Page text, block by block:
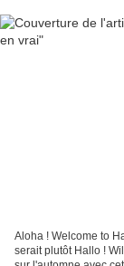
Aloha ! Welcome to
serait plutôt Hallo !